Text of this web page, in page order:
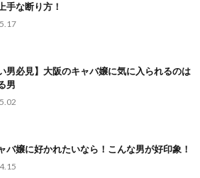
手な断り方！
男必見】大阪のキャバ嬢に気に入られるのは
男
バ嬢に好かれたいなら！こんな男が好印象！